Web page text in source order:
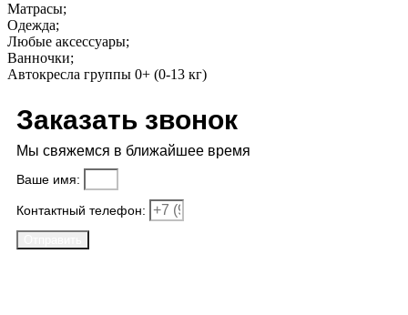
Матрасы;
Одежда;
Любые аксессуары;
Ванночки;
Автокресла группы 0+ (0-13 кг)
Заказать звонок
Мы свяжемся в ближайшее время
Ваше имя:
Контактный телефон: